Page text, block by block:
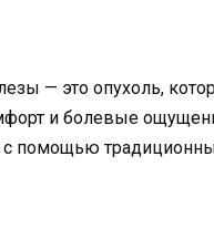
— это опухоль,
и болевые
помощью